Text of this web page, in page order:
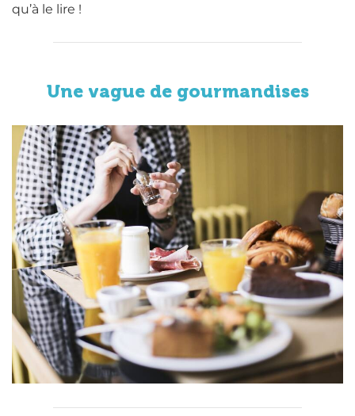
qu’à le lire !
Une vague de gourmandises